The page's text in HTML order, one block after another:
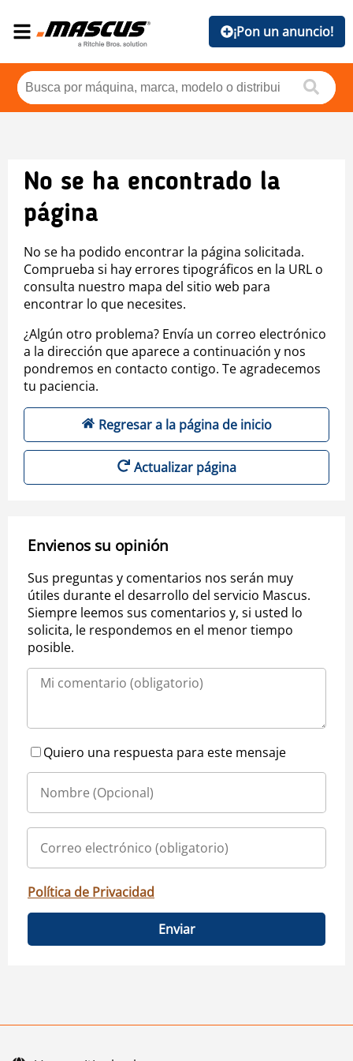
¡Pon un anuncio!
No se ha encontrado la
página
No se ha podido encontrar la página solicitada.
Comprueba si hay errores tipográficos en la URL o
consulta nuestro mapa del sitio web para
encontrar lo que necesites.
¿Algún otro problema? Envía un correo electrónico
a la dirección que aparece a continuación y nos
pondremos en contacto contigo. Te agradecemos
tu paciencia.
Regresar a la página de inicio
Actualizar página
Envienos su opinión
Sus preguntas y comentarios nos serán muy
útiles durante el desarrollo del servicio Mascus.
Siempre leemos sus comentarios y, si usted lo
solicita, le respondemos en el menor tiempo
posible.
Quiero una respuesta para este mensaje
Política de Privacidad
Enviar